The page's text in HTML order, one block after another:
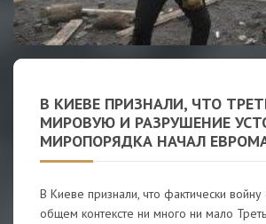
В КИЕВЕ ПРИЗНАЛИ, ЧТО
МИРОВУЮ И РАЗРУШЕНИЕ
МИРОПОРЯДКА НАЧАЛ
В Киеве признали, что фактически войну
общем контексте ни много ни мало